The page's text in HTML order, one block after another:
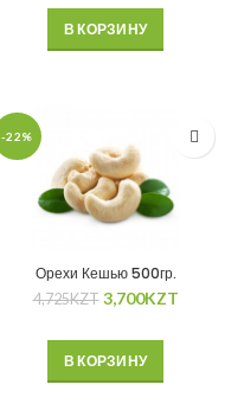
В КОРЗИНУ
-22%
Орехи Кешью 500гр.
4,725KZT 3,700KZT
В КОРЗИНУ